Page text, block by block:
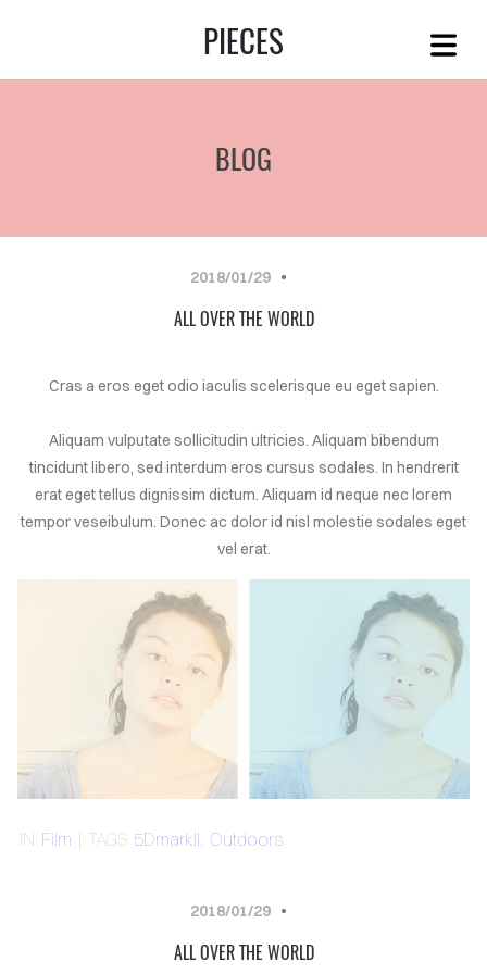
PIECES
BLOG
2018/01/29
ALL OVER THE WORLD
Cras a eros eget odio iaculis scelerisque eu eget sapien.
Aliquam vulputate sollicitudin ultricies. Aliquam bibendum
tincidunt libero, sed interdum eros cursus sodales. In hendrerit
erat eget tellus dignissim dictum. Aliquam id neque nec lorem
tempor veseibulum. Donec ac dolor id nisl molestie sodales eget
vel erat.
IN Film | TAGS 5DmarkII, Outdoors
2018/01/29
ALL OVER THE WORLD